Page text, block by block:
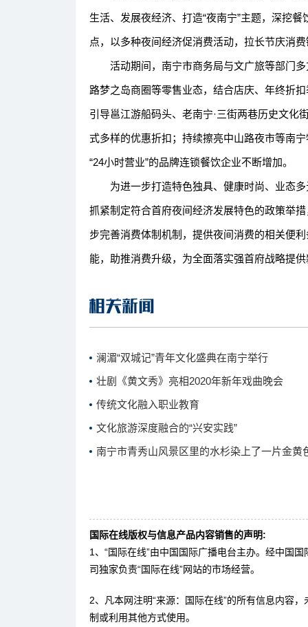
生活、发展夜经济、打造“夜南宁”主题，深挖
点，以多种夜间经济促消费活动，拉长节庆消
活动期间，南宁市商务局与文广旅等部门多
路梦之岛商圈等零售业态，结合店庆、年终折
引导邕江游船码头、老南宁·三街两巷历史文化
式多样的优惠折扣；持续擦亮中山路夜市等南
“24小时营业”的品牌连锁餐饮企业不断增加。
为进一步打造特色独具、健康时尚、业态多
抓紧制定符合首府夜间经济发展特色的政策举
步完善消费体制机制，提供夜间消费的相关便
能，助推消费升级，为全面落实强首府战略提
澜湄“双城记”青年文化盛典在南宁举行
壮剧《黄文秀》亮相2020年新年戏曲晚会
传统文化融入职业教育
文化旅游深度融合的“兴安实践”
南宁市青秀山风景区里的水杉染上了一片金黄
国际在线版权与信息产品内容销售的声明:
1、“国际在线”由中国国际广播电台主办。经中国
司独家负责“国际在线”网站的市场经营。
2、凡本网注明“来源：国际在线”的所有信息内容
制或利用其他方式使用。